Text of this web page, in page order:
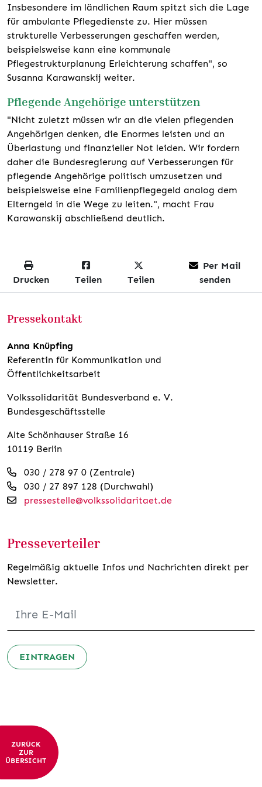
Insbesondere im ländlichen Raum spitzt sich die Lage
für ambulante Pflegedienste zu. Hier müssen
strukturelle Verbesserungen geschaffen werden,
beispielsweise kann eine kommunale
Pflegestrukturplanung Erleichterung schaffen", so
Susanna Karawanskij weiter.
Pflegende Angehörige unterstützen
"Nicht zuletzt müssen wir an die vielen pflegenden
Angehörigen denken, die Enormes leisten und an
Überlastung und finanzieller Not leiden. Wir fordern
daher die Bundesregierung auf Verbesserungen für
pflegende Angehörige politisch umzusetzen und
beispielsweise eine Familienpflegegeld analog dem
Elterngeld in die Wege zu leiten.", macht Frau
Karawanskij abschließend deutlich.
Drucken Teilen Teilen
Per Mail
senden
Pressekontakt
Anna Knüpfing
Referentin für Kommunikation und
Öffentlichkeitsarbeit
Volkssolidarität Bundesverband e. V.
Bundesgeschäftsstelle
Alte Schönhauser Straße 16
10119 Berlin
030 / 278 97 0 (Zentrale)
030 / 27 897 128 (Durchwahl)
pressestelle@volkssolidaritaet.de
Presseverteiler
Regelmäßig aktuelle Infos und Nachrichten direkt per
Newsletter.
EINTRAGEN
ZURÜCK
ZUR
ÜBERSICHT